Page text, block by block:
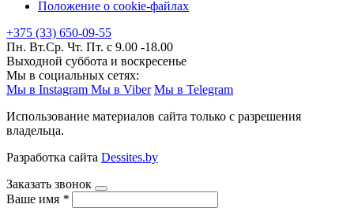
Положение о cookie-файлах
+375 (33) 650-09-55
Пн. Вт.Ср. Чт. Пт. с 9.00 -18.00
Выходной суббота и воскресенье
Мы в социальных сетях:
Мы в Instagram Мы в Viber Мы в Telegram
Использование материалов сайта только с разрешения
владельца.
Разработка сайта Dessites.by
Заказать звонок
Ваше имя *